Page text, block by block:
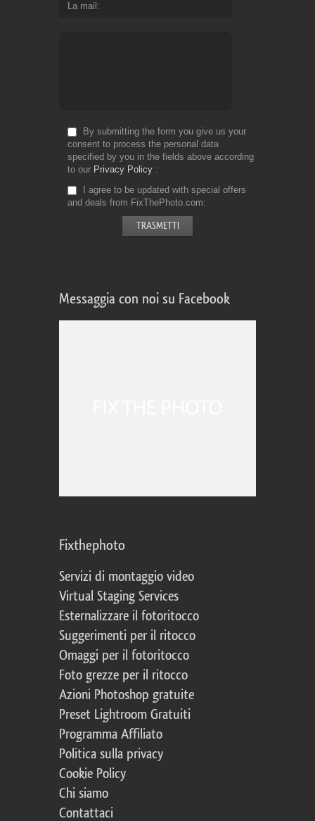
La mail
By submitting the form you give us your
consent to process the personal data
specified by you in the fields above according
to our Privacy Policy
I agree to be updated with special offers
and deals from FixThePhoto.com
Messaggia con noi su Facebook
Fixthephoto
Servizi di montaggio video
Virtual Staging Services
Esternalizzare il fotoritocco
Suggerimenti per il ritocco
Omaggi per il fotoritocco
Foto grezze per il ritocco
Azioni Photoshop gratuite
Preset Lightroom Gratuiti
Programma Affiliato
Politica sulla privacy
Cookie Policy
Chi siamo
Contattaci